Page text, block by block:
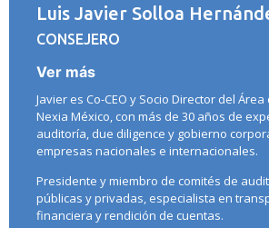
Luis Javier Solloa
CONSEJERO
Ver más
Javier es Co-CEO y Socio Director del
Nexia México, con más de 30 años de
auditoría, due diligence y gobierno
empresas nacionales e internacionales.
Presidente y miembro de comités de
públicas y privadas, especialista en
financiera y rendición de cuentas.